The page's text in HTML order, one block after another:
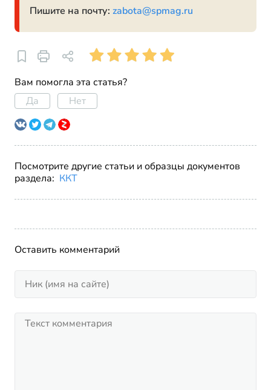
Пишите на почту: zabota@spmag.ru
Вам помогла эта статья?
Да
Нет
Посмотрите другие статьи и образцы документов
раздела: ККТ
Оставить комментарий